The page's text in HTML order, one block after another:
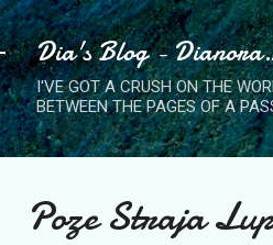
Dia's Blog -
I'VE GOT A CRUSH ON THE
BETWEEN THE PAGES OF A
Poze Straja